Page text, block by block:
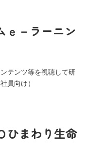
ｅ－ラーニン
テンツ等を視聴して研
員向け）
ひまわり生命